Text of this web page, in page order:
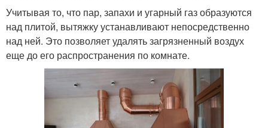
Учитывая то, что пар, запахи и угарный газ образуются
над плитой, вытяжку устанавливают непосредственно
над ней. Это позволяет удалять загрязненный воздух
еще до его распространения по комнате.